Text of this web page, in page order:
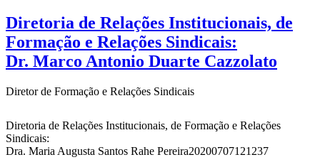
Diretoria de Relações Institucionais, de
Formação e Relações Sindicais:
Dr. Marco Antonio Duarte Cazzolato
Diretor de Formação e Relações Sindicais
Diretoria de Relações Institucionais, de Formação e Relações
Sindicais:
Dra. Maria Augusta Santos Rahe Pereira20200707121237